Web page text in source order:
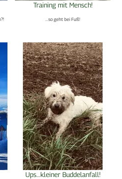
Training mit Mensch!
...so geht bei Fuß!
Ups…kleiner Buddelanfall!